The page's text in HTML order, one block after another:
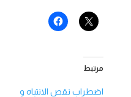
مرتبط
اضطراب نقص الانتباه و